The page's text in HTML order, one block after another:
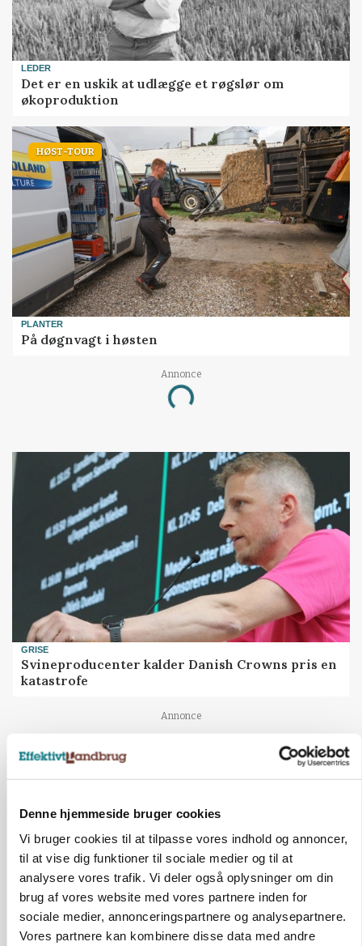
Denne hjemmeside bruger cookies
Vi bruger cookies til at tilpasse vores indhold og annoncer,
til at vise dig funktioner til sociale medier og til at
analysere vores trafik. Vi deler også oplysninger om din
brug af vores website med vores partnere inden for
sociale medier, annonceringspartnere og analysepartnere.
Vores partnere kan kombinere disse data med andre
LEDER
Det er en uskik at udlægge et røgslør om
økoproduktion
HØST-TOUR
PLANTER
På døgnvagt i høsten
Annonce
Loading...
GRISE
Svineproducenter kalder Danish Crowns pris en
katastrofe
Annonce
MASKINER